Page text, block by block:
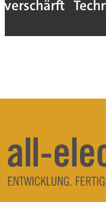
verschärft